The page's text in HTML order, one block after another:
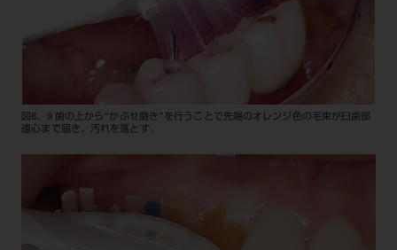
図8、9 歯の上から“かぶせ磨き”を行うことで先端のオレンジ色の毛束が臼歯部
遠心まで届き、汚れを落とす。